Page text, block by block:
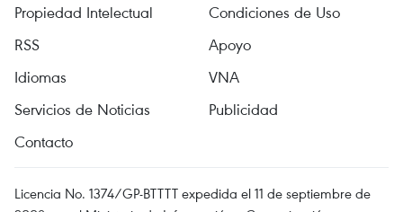
Propiedad Intelectual
Condiciones de Uso
RSS
Apoyo
Idiomas
VNA
Servicios de Noticias
Publicidad
Contacto
Licencia No. 1374/GP-BTTTT expedida el 11 de septiembre de